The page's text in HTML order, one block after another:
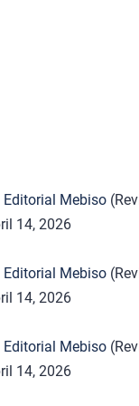
Mebiso
14, 2026
Mebiso
14, 2026
Mebiso
14, 2026